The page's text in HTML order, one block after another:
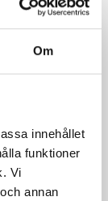
Om
innehållet
funktioner
Vi
annan
2,7%